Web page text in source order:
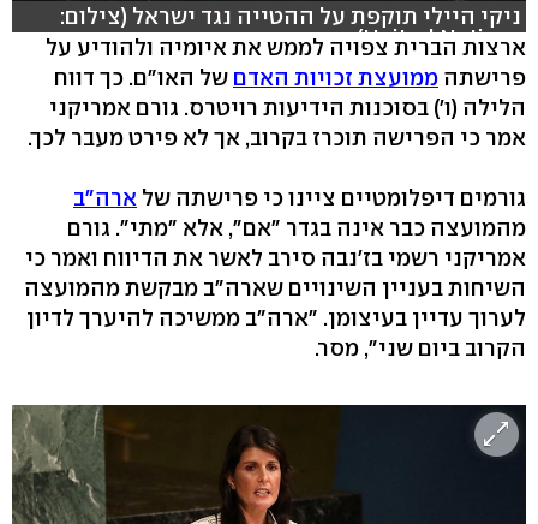
ניקי היילי תוקפת על ההטייה נגד ישראל (צילום:
United Nations)
ארצות הברית צפויה לממש את איומיה ולהודיע על
פרישתה ממועצת זכויות האדם של האו"ם. כך דווח
הלילה (ו') בסוכנות הידיעות רויטרס. גורם אמריקני
אמר כי הפרישה תוכרז בקרוב, אך לא פירט מעבר לכך.
גורמים דיפלומטיים ציינו כי פרישתה של ארה"ב
מהמועצה כבר אינה בגדר "אם", אלא "מתי". גורם
אמריקני רשמי בז'נבה סירב לאשר את הדיווח ואמר כי
השיחות בעניין השינויים שארה"ב מבקשת מהמועצה
לערוך עדיין בעיצומן. "ארה"ב ממשיכה להיערך לדיון
הקרוב ביום שני", מסר.